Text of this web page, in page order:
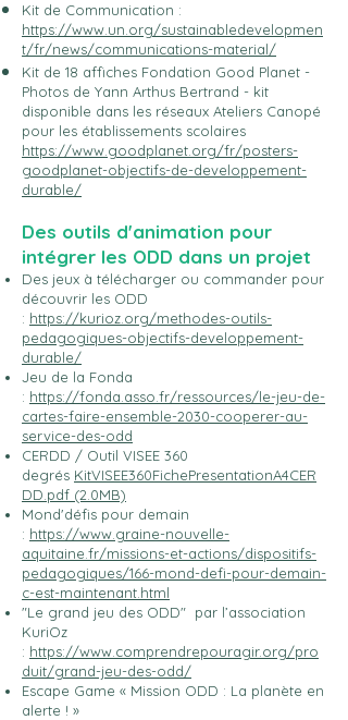
Kit de Communication :
https://www.un.org/sustainabledevelopmen
t/fr/news/communications-material/
Kit de 18 affiches Fondation Good Planet -
Photos de Yann Arthus Bertrand - kit
disponible dans les réseaux Ateliers Canopé
pour les établissements scolaires
https://www.goodplanet.org/fr/posters-
goodplanet-objectifs-de-developpement-
durable/
Des outils d'animation pour
intégrer les ODD dans un projet
Des jeux à télécharger ou commander pour
découvrir les ODD
: https://kurioz.org/methodes-outils-
pedagogiques-objectifs-developpement-
durable/
Jeu de la Fonda
: https://fonda.asso.fr/ressources/le-jeu-de-
cartes-faire-ensemble-2030-cooperer-au-
service-des-odd
CERDD / Outil VISEE 360
degrés KitVISEE360FichePresentationA4CER
DD.pdf (2.0MB)
Mond'défis pour demain
: https://www.graine-nouvelle-
aquitaine.fr/missions-et-actions/dispositifs-
pedagogiques/166-mond-defi-pour-demain-
c-est-maintenant.html
"Le grand jeu des ODD" par l’association
KuriOz
: https://www.comprendrepouragir.org/pro
duit/grand-jeu-des-odd/
Escape Game « Mission ODD : La planète en
alerte ! »